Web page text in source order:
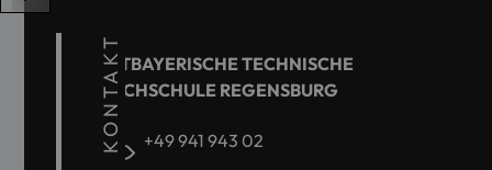
KONTAKT
OSTBAYERISCHE TECHNISCHE
HOCHSCHULE REGENSBURG
+49 941 943 02